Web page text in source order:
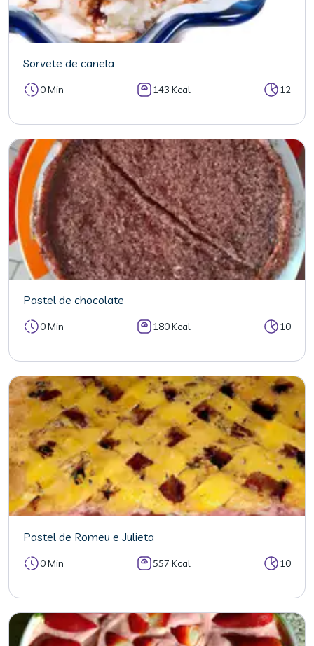
Sorvete de canela
0 Min 143 Kcal 12
Pastel de chocolate
0 Min 180 Kcal 10
Pastel de Romeu e Julieta
0 Min 557 Kcal 10